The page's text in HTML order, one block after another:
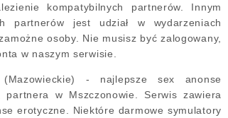
kompatybilnych partnerów. Innym
partnerów jest udział w wydarzeniach
osoby. Nie musisz być zalogowany,
w naszym serwisie.
(Mazowieckie) - najlepsze sex anonse
w Mszczonowie. Serwis zawiera
erotyczne. Niektóre darmowe symulatory